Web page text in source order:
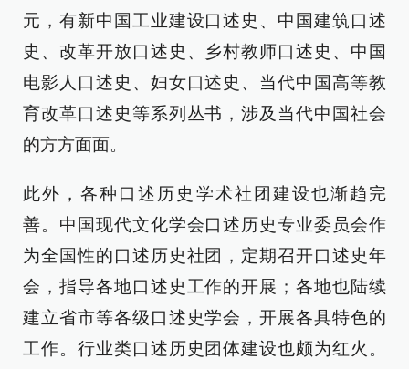
元，有新中国工业建设口述史、中国建筑口述
史、改革开放口述史、乡村教师口述史、中国
电影人口述史、妇女口述史、当代中国高等教
育改革口述史等系列丛书，涉及当代中国社会
的方方面面。
此外，各种口述历史学术社团建设也渐趋完
善。中国现代文化学会口述历史专业委员会作
为全国性的口述历史社团，定期召开口述史年
会，指导各地口述史工作的开展；各地也陆续
建立省市等各级口述史学会，开展各具特色的
工作。行业类口述历史团体建设也颇为红火。